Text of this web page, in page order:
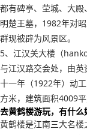
都有碑亭、茔城、大殿
明楚王墓，1982年对
群现被辟为风景区。
5、江汉关大楼（
与江汉路交会处，由
十一年（1922年）动
方米，建筑面积4009
去黄鹤楼游玩，有什么
黄鹤楼是江南三大名